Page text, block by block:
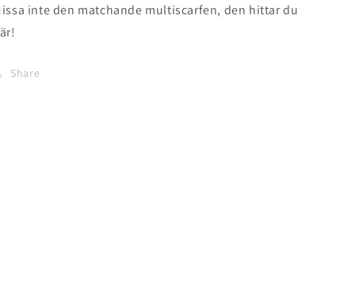
inte den matchande multiscarfen, den hittar du
Share